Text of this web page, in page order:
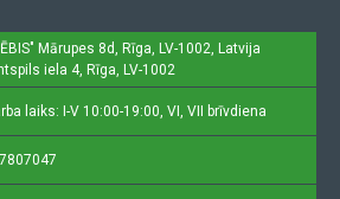
Mārupes 8d, Rīga, LV-1002, Latvija
iela 4, Rīga, LV-1002
laiks: I-V 10:00-19:00, VI, VII brīvdiena